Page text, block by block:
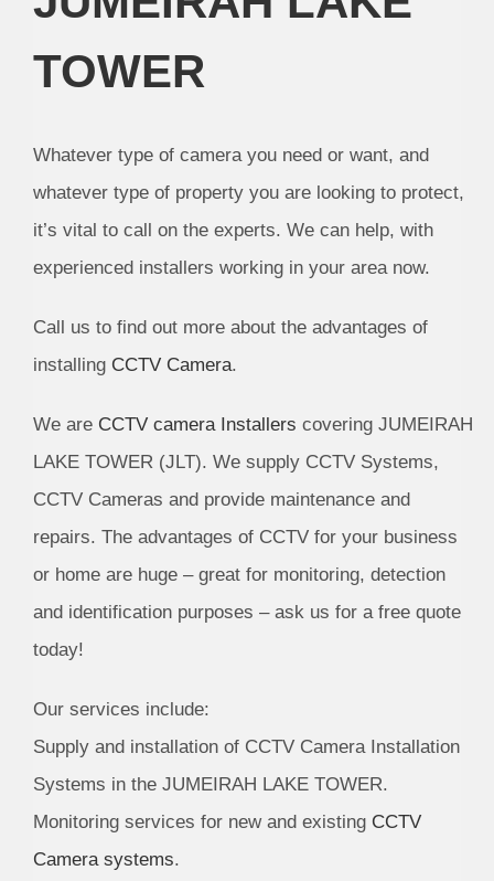
TOWER
Whatever type of camera you need or want, and
whatever type of property you are looking to protect,
it’s vital to call on the experts. We can help, with
experienced installers working in your area now.
Call us to find out more about the advantages of
installing CCTV Camera.
We are CCTV camera Installers covering JUMEIRAH
LAKE TOWER (JLT). We supply CCTV Systems,
CCTV Cameras and provide maintenance and
repairs. The advantages of CCTV for your business
or home are huge – great for monitoring, detection
and identification purposes – ask us for a free quote
today!
Our services include:
Supply and installation of CCTV Camera Installation
Systems in the JUMEIRAH LAKE TOWER.
Monitoring services for new and existing CCTV
Camera systems.